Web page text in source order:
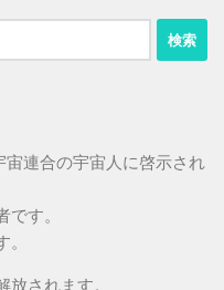
連合の宇宙人に啓示され
す。
されます。